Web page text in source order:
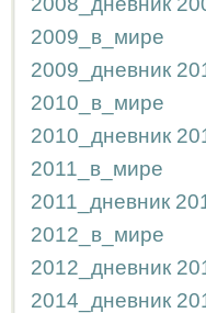
2009_в_мире
2009_дневник
2010_в_мире
2010_дневник
2011_в_мире
2011_дневник
2012_в_мире
2012_дневник
2014_дневник